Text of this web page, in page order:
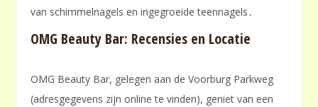
van schimmelnagels en ingegroeide teennagels․
OMG Beauty Bar: Recensies en Locatie
OMG Beauty Bar, gelegen aan de Voorburg Parkweg
(adresgegevens zijn online te vinden), geniet van een